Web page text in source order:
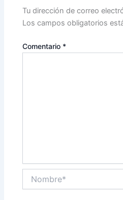
Tu dirección de correo
Los campos obligatorios
Comentario *